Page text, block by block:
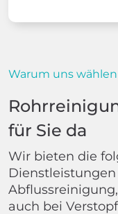
Warum uns wählen
für Sie da
Wir bieten die
auch bei